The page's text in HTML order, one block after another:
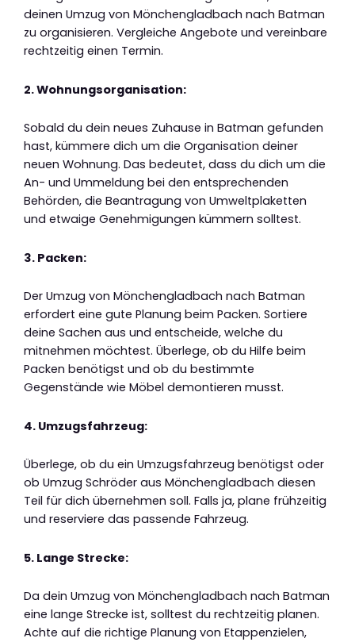
deinen Umzug von Mönchengladbach nach Batman
zu organisieren. Vergleiche Angebote und vereinbare
rechtzeitig einen Termin.
2. Wohnungsorganisation:
Sobald du dein neues Zuhause in Batman gefunden
hast, kümmere dich um die Organisation deiner
neuen Wohnung. Das bedeutet, dass du dich um die
An- und Ummeldung bei den entsprechenden
Behörden, die Beantragung von Umweltplaketten
und etwaige Genehmigungen kümmern solltest.
3. Packen:
Der Umzug von Mönchengladbach nach Batman
erfordert eine gute Planung beim Packen. Sortiere
deine Sachen aus und entscheide, welche du
mitnehmen möchtest. Überlege, ob du Hilfe beim
Packen benötigst und ob du bestimmte
Gegenstände wie Möbel demontieren musst.
4. Umzugsfahrzeug:
Überlege, ob du ein Umzugsfahrzeug benötigst oder
ob Umzug Schröder aus Mönchengladbach diesen
Teil für dich übernehmen soll. Falls ja, plane frühzeitig
und reserviere das passende Fahrzeug.
5. Lange Strecke:
Da dein Umzug von Mönchengladbach nach Batman
eine lange Strecke ist, solltest du rechtzeitig planen.
Achte auf die richtige Planung von Etappenzielen,